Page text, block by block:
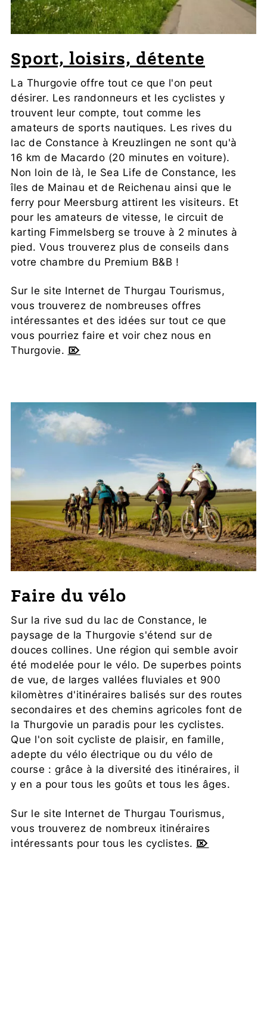
Depuis la région de Zurich suivez d'abord
l'A1 en direction de St.Gallen et à partir de
l'échangeur 73, Winterthur Ost, suivez l'A7
Grüneck, suivez les panneaux Romanshorn,
Müllheim, Weinfelden et allez jusqu'à
Märstetten. Là, quittez le rond-point en
direction de Wil / Münchwilen et tournez à
droite à Junkholz au panneau Fimmelsberg,
Thundorf, Frauenfeld dans la
Frauenfelderstrasse. Après un peu moins
d'un kilomètre, vous arrivez à Macardo.
Planifier un itinéraire
Sport, loisirs, détente
La Thurgovie offre tout ce que l'on peut
désirer. Les randonneurs et les cyclistes y
trouvent leur compte, tout comme les
amateurs de sports nautiques. Les rives du
lac de Constance à Kreuzlingen ne sont qu'à
16 km de Macardo (20 minutes en voiture).
Non loin de là, le Sea Life de Constance, les
îles de Mainau et de Reichenau ainsi que le
ferry pour Meersburg attirent les visiteurs. Et
pour les amateurs de vitesse, le circuit de
karting Fimmelsberg se trouve à 2 minutes à
pied. Vous trouverez plus de conseils dans
votre chambre du Premium B&B !
Sur le site Internet de Thurgau Tourismus,
vous trouverez de nombreuses offres
intéressantes et des idées sur tout ce que
vous pourriez faire et voir chez nous en
Thurgovie. ⌦
Faire du vélo
Sur la rive sud du lac de Constance, le
paysage de la Thurgovie s'étend sur de
douces collines. Une région qui semble avoir
été modelée pour le vélo. De superbes points
de vue, de larges vallées fluviales et 900
kilomètres d'itinéraires balisés sur des routes
secondaires et des chemins agricoles font de
la Thurgovie un paradis pour les cyclistes.
Que l'on soit cycliste de plaisir, en famille,
adepte du vélo électrique ou du vélo de
course : grâce à la diversité des itinéraires, il
y en a pour tous les goûts et tous les âges.
Sur le site Internet de Thurgau Tourismus,
vous trouverez de nombreux itinéraires
intéressants pour tous les cyclistes. ⌦